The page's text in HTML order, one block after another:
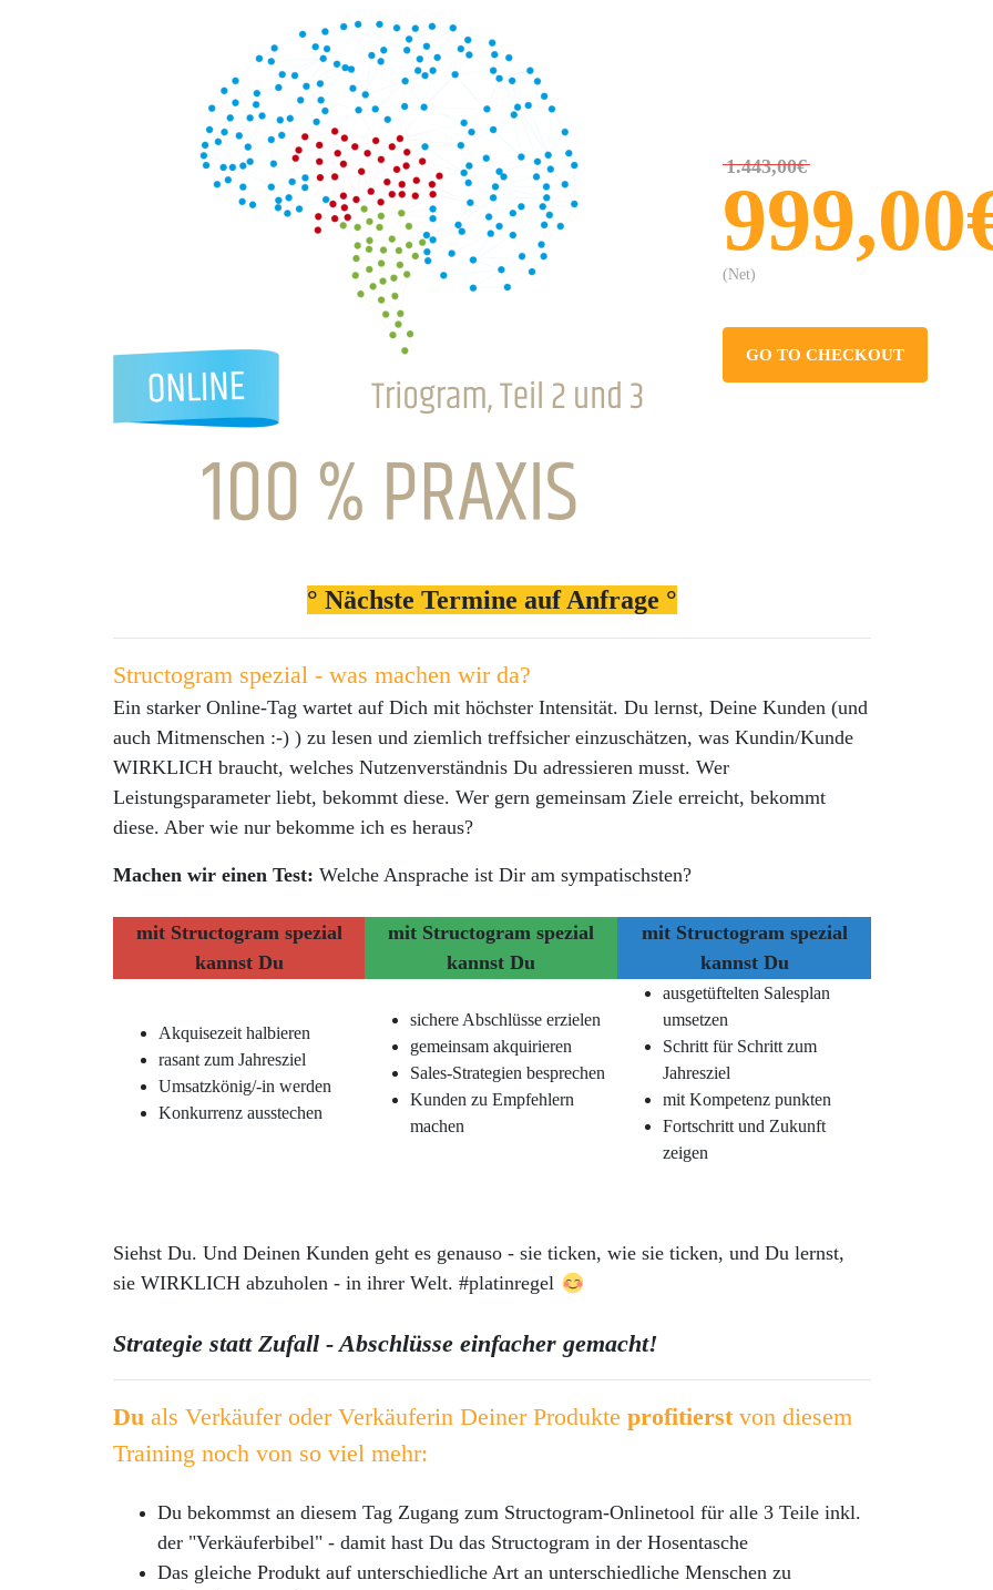
1.443,00€
(Net)
GO TO CHECKOUT
° Nächste Termine auf Anfrage °
Structogram spezial - was machen wir da?
Ein starker Online-Tag wartet auf Dich mit höchster Intensität. Du lernst, Deine Kunden (und
auch Mitmenschen :-) ) zu lesen und ziemlich treffsicher einzuschätzen, was Kundin/Kunde
WIRKLICH braucht, welches Nutzenverständnis Du adressieren musst. Wer
Leistungsparameter liebt, bekommt diese. Wer gern gemeinsam Ziele erreicht, bekommt
diese. Aber wie nur bekomme ich es heraus?
Machen wir einen Test: Welche Ansprache ist Dir am sympatischsten?
mit Structogram spezial
kannst Du
mit Structogram spezial
kannst Du
mit Structogram spezial
kannst Du
Akquisezeit halbieren
rasant zum Jahresziel
Umsatzkönig/-in werden
Konkurrenz ausstechen
sichere Abschlüsse erzielen
gemeinsam akquirieren
Sales-Strategien besprechen
Kunden zu Empfehlern
machen
ausgetüftelten Salesplan
umsetzen
Schritt für Schritt zum
Jahresziel
mit Kompetenz punkten
Fortschritt und Zukunft
zeigen
Siehst Du. Und Deinen Kunden geht es genauso - sie ticken, wie sie ticken, und Du lernst,
sie WIRKLICH abzuholen - in ihrer Welt. #platinregel
Strategie statt Zufall - Abschlüsse einfacher gemacht!
Du als Verkäufer oder Verkäuferin Deiner Produkte profitierstvon diesem
Training noch von so viel mehr:
Du bekommst an diesem Tag Zugang zum Structogram-Onlinetool für alle 3 Teile inkl.
der "Verkäuferbibel" - damit hast Du das Structogram in der Hosentasche
Das gleiche Produkt auf unterschiedliche Art an unterschiedliche Menschen zu